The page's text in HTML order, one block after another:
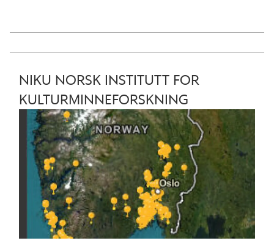
NIKU NORSK INSTITUTT FOR
KULTURMINNEFORSKNING